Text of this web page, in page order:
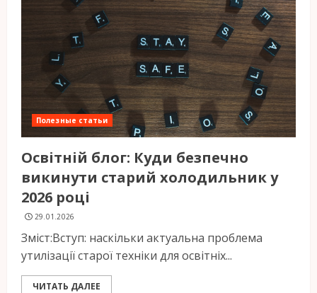
Полезные статьи
Освітній блог: Куди безпечно
викинути старий холодильник у
2026 році
29.01.2026
Зміст:Вступ: наскільки актуальна проблема
утилізації старої техніки для освітніх...
ЧИТАТЬ ДАЛЕЕ